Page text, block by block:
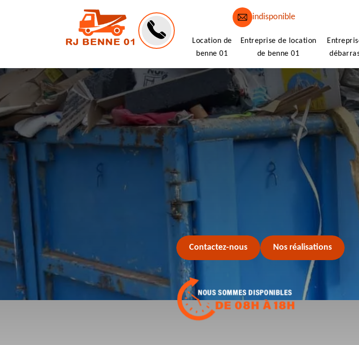
indisponible
Location de
benne 01
Entreprise de location
de benne 01
Contactez-nous Nos réalisations